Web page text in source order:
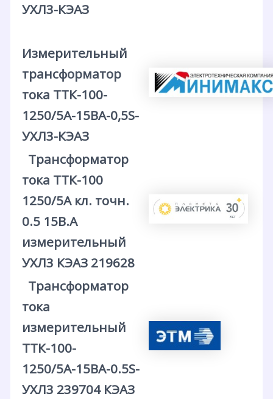
УХЛ3-КЭАЗ
Измерительный
трансформатор
тока ТТК-100-
1250/5А-15ВА-0,5S-
УХЛ3-КЭАЗ
Трансформатор
тока ТТК-100
1250/5А кл. точн.
0.5 15В.А
измерительный
УХЛ3 КЭАЗ 219628
Трансформатор
тока
измерительный
ТТК-100-
1250/5А-15ВА-0.5S-
УХЛ3 239704 КЭАЗ